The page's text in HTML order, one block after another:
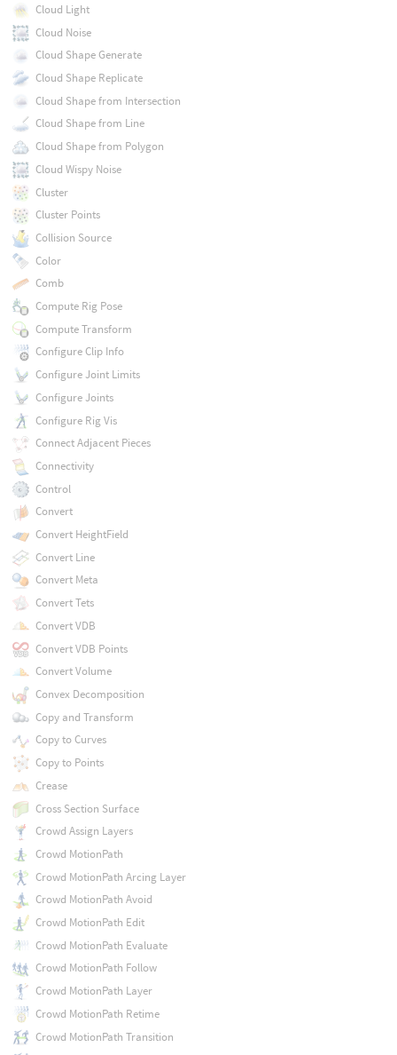
Cloud Light
Cloud Noise
Cloud Shape Generate
Cloud Shape Replicate
Cloud Shape from Intersection
Cloud Shape from Line
Cloud Shape from Polygon
Cloud Wispy Noise
Cluster
Cluster Points
Collision Source
Color
Comb
Compute Rig Pose
Compute Transform
Configure Clip Info
Configure Joint Limits
Configure Joints
Configure Rig Vis
Connect Adjacent Pieces
Connectivity
Control
Convert
Convert HeightField
Convert Line
Convert Meta
Convert Tets
Convert VDB
Convert VDB Points
Convert Volume
Convex Decomposition
Copy and Transform
Copy to Curves
Copy to Points
Crease
Cross Section Surface
Crowd Assign Layers
Crowd MotionPath
Crowd MotionPath Arcing Layer
Crowd MotionPath Avoid
Crowd MotionPath Edit
Crowd MotionPath Evaluate
Crowd MotionPath Follow
Crowd MotionPath Layer
Crowd MotionPath Retime
Crowd MotionPath Transition